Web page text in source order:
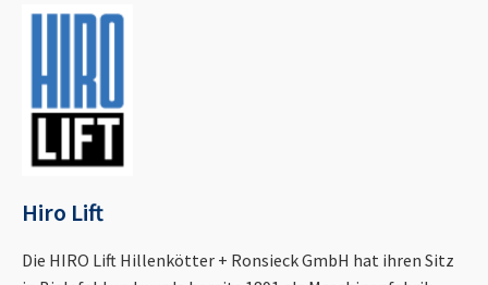
Hiro Lift
Die HIRO Lift Hillenkötter + Ronsieck GmbH hat ihren Sitz